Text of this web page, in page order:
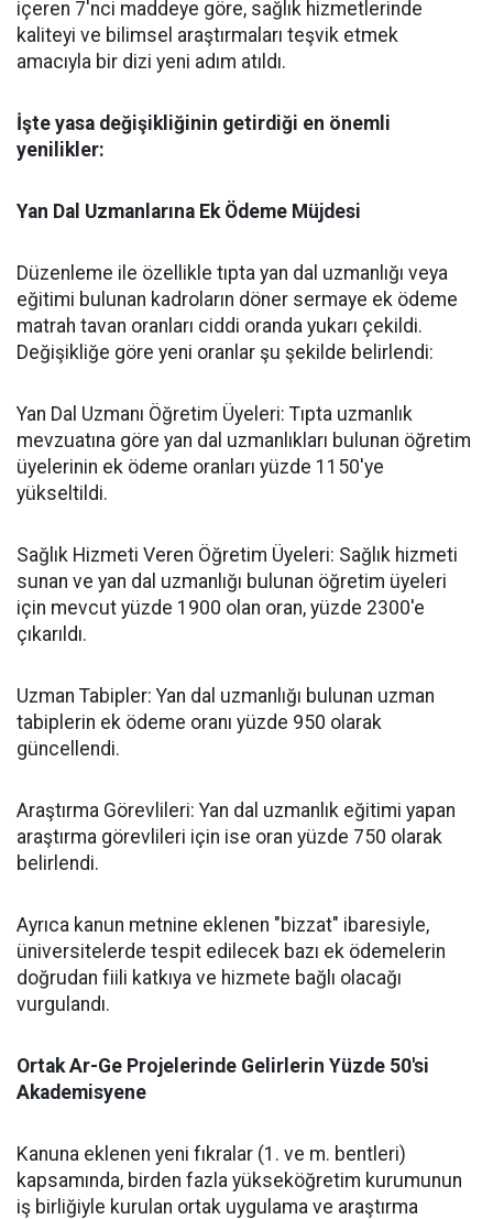
içeren 7'nci maddeye göre, sağlık hizmetlerinde
kaliteyi ve bilimsel araştırmaları teşvik etmek
amacıyla bir dizi yeni adım atıldı.
​İşte yasa değişikliğinin getirdiği en önemli
yenilikler:
​Yan Dal Uzmanlarına Ek Ödeme Müjdesi
​Düzenleme ile özellikle tıpta yan dal uzmanlığı veya
eğitimi bulunan kadroların döner sermaye ek ödeme
matrah tavan oranları ciddi oranda yukarı çekildi.
Değişikliğe göre yeni oranlar şu şekilde belirlendi:
​Yan Dal Uzmanı Öğretim Üyeleri: Tıpta uzmanlık
mevzuatına göre yan dal uzmanlıkları bulunan öğretim
üyelerinin ek ödeme oranları yüzde 1150'ye
yükseltildi.
​Sağlık Hizmeti Veren Öğretim Üyeleri: Sağlık hizmeti
sunan ve yan dal uzmanlığı bulunan öğretim üyeleri
için mevcut yüzde 1900 olan oran, yüzde 2300'e
çıkarıldı.
​Uzman Tabipler: Yan dal uzmanlığı bulunan uzman
tabiplerin ek ödeme oranı yüzde 950 olarak
güncellendi.
​Araştırma Görevlileri: Yan dal uzmanlık eğitimi yapan
araştırma görevlileri için ise oran yüzde 750 olarak
belirlendi.
​Ayrıca kanun metnine eklenen "bizzat" ibaresiyle,
üniversitelerde tespit edilecek bazı ek ödemelerin
doğrudan fiili katkıya ve hizmete bağlı olacağı
vurgulandı.
​Ortak Ar-Ge Projelerinde Gelirlerin Yüzde 50'si
Akademisyene
​Kanuna eklenen yeni fıkralar (1. ve m. bentleri)
kapsamında, birden fazla yükseköğretim kurumunun
iş birliğiyle kurulan ortak uygulama ve araştırma